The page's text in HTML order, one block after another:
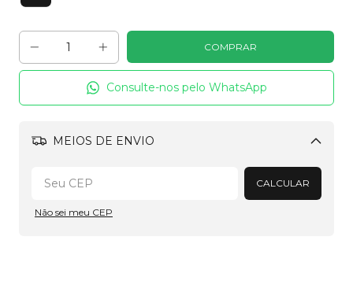
Consulte-nos pelo WhatsApp
MEIOS DE ENVIO
Alterar CEP
CALCULAR
Não sei meu CEP